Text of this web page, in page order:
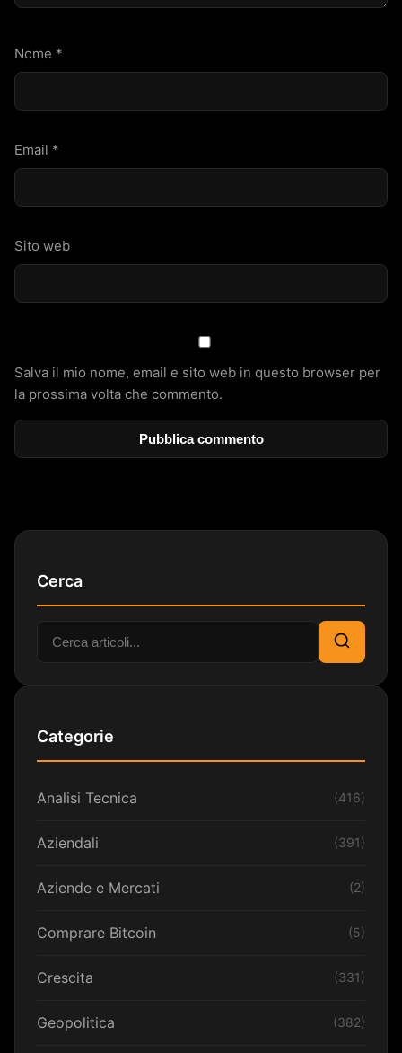
Nome *
Email *
Sito web
Salva il mio nome, email e sito web in questo browser per
la prossima volta che commento.
Cerca
Cerca:
Cerca
Categorie
Analisi Tecnica (416)
Aziendali (391)
Aziende e Mercati (2)
Comprare Bitcoin (5)
Crescita (331)
Geopolitica (382)